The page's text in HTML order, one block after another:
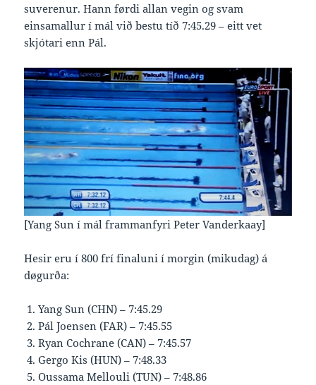
suverenur. Hann førdi allan vegin og svam
einsamallur í mál við bestu tíð 7:45.29 – eitt vet
skjótari enn Pál.
[Yang Sun í mál frammanfyri Peter Vanderkaay]
Hesir eru í 800 frí finaluni í morgin (mikudag) á
døgurða:
Yang Sun (CHN) – 7:45.29
Pál Joensen (FAR) – 7:45.55
Ryan Cochrane (CAN) – 7:45.57
Gergo Kis (HUN) – 7:48.33
Oussama Mellouli (TUN) – 7:48.86